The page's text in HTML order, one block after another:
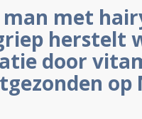
met
herstelt
door
op